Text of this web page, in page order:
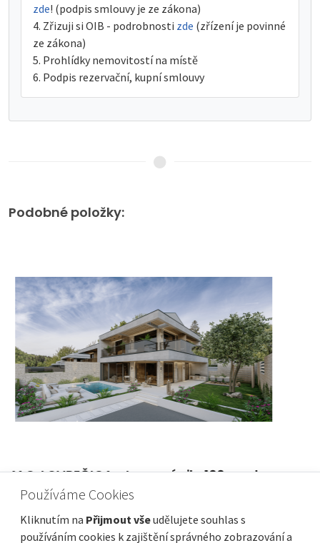
zde! (podpis smlouvy je ze zákona)
Zřizuji si OIB - podrobnosti zde (zřízení je povinné
ze zákona)
Prohlídky nemovitostí na místě
Podpis rezervační, kupní smlouvy
Podobné položky:
ISTRIE, LIŽNJAN - Apartmánový dům v
blízkosti moře!
Cena520 000 € Vzdálenost od moře
1 000 m
Plocha celkem
283 m² Obec, část obce
Ližnjan
Používáme Cookies
Kliknutím na Přijmout všeudělujete souhlas s
používáním cookies k zajištění správného zobrazování a